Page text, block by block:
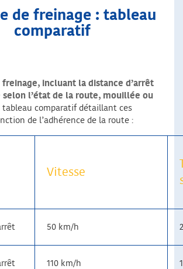
de freinage : tableau
comparatif
freinage, incluant la distance d’arrêt
selon l’état de la route, mouillée ou
tableau comparatif détaillant ces
de l’adhérence de la route :
Vitesse
50 km/h
110 km/h